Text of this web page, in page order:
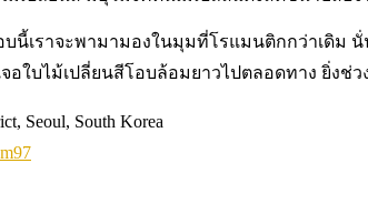
เราจะพามามองในมุมที่โรแมนติกกว่าเดิม
อใบไม้เปลี่ยนสีโอบล้อมยาวไปตลอดทาง ยิ่
Seoul, South Korea